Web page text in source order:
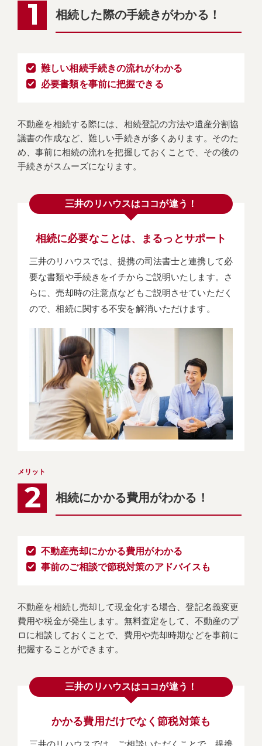
相続した際の手続きがわかる！
難しい相続手続きの流れがわかる
必要書類を事前に把握できる
不動産を相続する際には、相続登記の方法や遺産分割協
議書の作成など、難しい手続きが多くあります。そのた
め、事前に相続の流れを把握しておくことで、その後の
手続きがスムーズになります。
三井のリハウスはココが違う！
相続に必要なことは、 まるっとサポート
三井のリハウスでは、提携の司法書士と連携して必
要な書類や手続きをイチからご説明いたします。さ
らに、売却時の注意点などもご説明させていただく
ので、相続に関する不安を解消いただけます。
メリット
相続にかかる費用がわかる！
不動産売却にかかる費用がわかる
事前のご相談で節税対策のアドバイスも
不動産を相続し売却して現金化する場合、登記名義変更
費用や税金が発生します。無料査定をして、不動産のプ
ロに相談しておくことで、費用や売却時期などを事前に
把握することができます。
三井のリハウスはココが違う！
かかる費用だけでなく節税対策も
三井のリハウスでは、ご相談いただくことで、提携